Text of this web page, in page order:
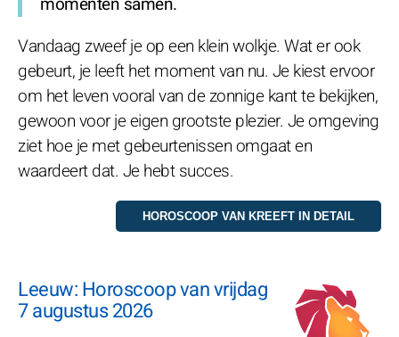
Vandaag zweef je op een klein wolkje. Wat er ook
gebeurt, je leeft het moment van nu. Je kiest ervoor
om het leven vooral van de zonnige kant te bekijken,
gewoon voor je eigen grootste plezier. Je omgeving
ziet hoe je met gebeurtenissen omgaat en
waardeert dat. Je hebt succes.
Leeuw: Horoscoop van vrijdag
7 augustus 2026